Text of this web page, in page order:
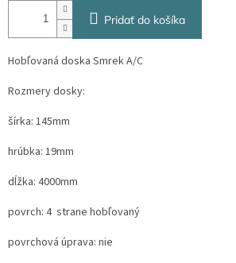
Pridať do košíka
Hobľovaná doska Smrek A/C
Rozmery dosky:
šírka: 145mm
hrúbka: 19mm
dĺžka: 4000mm
povrch: 4 strane hobľovaný
povrchová úprava: nie